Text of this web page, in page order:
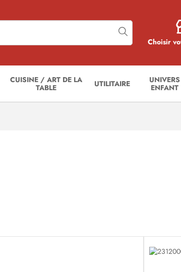
Choisir
CUISINE / ART DE LA
TABLE
UTILITAIRE
UNIVERS
ENFANT